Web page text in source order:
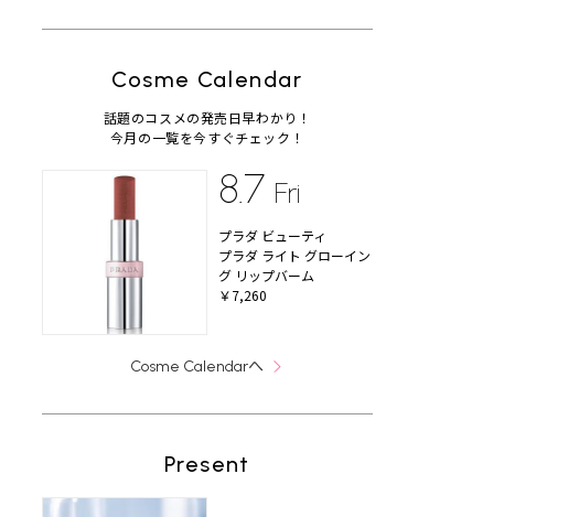
Cosme Calendar
話題のコスメの発売日早わかり！
今月の一覧を今すぐチェック！
8.7 Fri
プラダ ビューティ
プラダ ライト グローイン
グ リップバーム
￥7,260
Cosme Calendarへ
Present